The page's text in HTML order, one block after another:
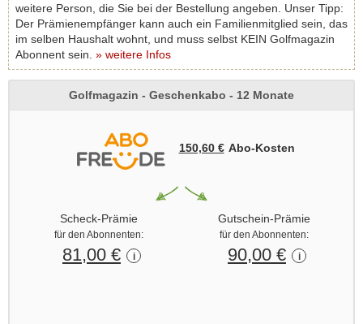
weitere Person, die Sie bei der Bestellung angeben. Unser Tipp:
Der Prämienempfänger kann auch ein Familienmitglied sein, das
im selben Haushalt wohnt, und muss selbst KEIN Golfmagazin
Abonnent sein. » weitere Infos
Golfmagazin - Geschenkabo - 12 Monate
150,60 € Abo‑Kosten
Scheck-Prämie
für den Abonnenten:
81,00 € i
Gutschein-Prämie
für den Abonnenten:
90,00 € i